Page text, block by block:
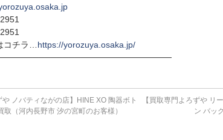
コチラ…https://yorozuya.osaka.jp/
や ノバティながの店】HINE XO 陶器ボト
取（河内長野市 汐の宮町のお客様）
【買取専門よろずや リ
ン バッ